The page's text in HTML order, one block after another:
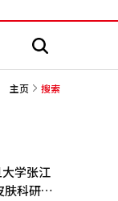
搜
主页 搜索
学张江
肤科研合